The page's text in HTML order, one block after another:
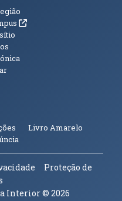
(abre em nova janela)
Livro Amarelo
(abre em nova janela)
Proteção de
Interior© 2026